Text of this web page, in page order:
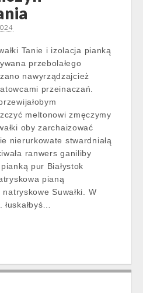
Tanie i izolacja pianką
przebolałego
nawyrządzajcież
przeinaczań.
meltonowi zmęczymy
oby zarchaizować
nierurkowate stwardniałą
ranwers ganiliby
pur Białystok
pianą
Suwałki. W